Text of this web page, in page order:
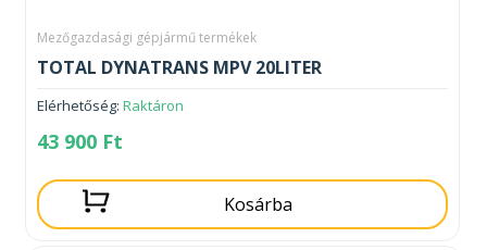
Mezőgazdasági gépjármű termékek
TOTAL DYNATRANS MPV 20LITER
Elérhetőség: Raktáron
43 900 Ft
Kosárba